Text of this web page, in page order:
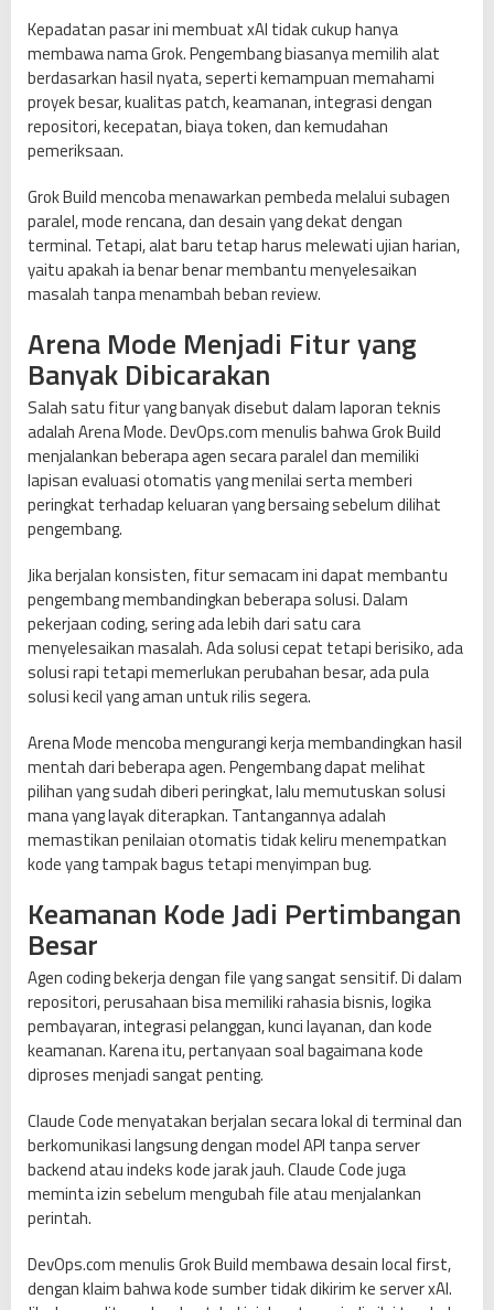
Kepadatan pasar ini membuat xAI tidak cukup hanya
membawa nama Grok. Pengembang biasanya memilih alat
berdasarkan hasil nyata, seperti kemampuan memahami
proyek besar, kualitas patch, keamanan, integrasi dengan
repositori, kecepatan, biaya token, dan kemudahan
pemeriksaan.
Grok Build mencoba menawarkan pembeda melalui subagen
paralel, mode rencana, dan desain yang dekat dengan
terminal. Tetapi, alat baru tetap harus melewati ujian harian,
yaitu apakah ia benar benar membantu menyelesaikan
masalah tanpa menambah beban review.
Arena Mode Menjadi Fitur yang
Banyak Dibicarakan
Salah satu fitur yang banyak disebut dalam laporan teknis
adalah Arena Mode. DevOps.com menulis bahwa Grok Build
menjalankan beberapa agen secara paralel dan memiliki
lapisan evaluasi otomatis yang menilai serta memberi
peringkat terhadap keluaran yang bersaing sebelum dilihat
pengembang.
Jika berjalan konsisten, fitur semacam ini dapat membantu
pengembang membandingkan beberapa solusi. Dalam
pekerjaan coding, sering ada lebih dari satu cara
menyelesaikan masalah. Ada solusi cepat tetapi berisiko, ada
solusi rapi tetapi memerlukan perubahan besar, ada pula
solusi kecil yang aman untuk rilis segera.
Arena Mode mencoba mengurangi kerja membandingkan hasil
mentah dari beberapa agen. Pengembang dapat melihat
pilihan yang sudah diberi peringkat, lalu memutuskan solusi
mana yang layak diterapkan. Tantangannya adalah
memastikan penilaian otomatis tidak keliru menempatkan
kode yang tampak bagus tetapi menyimpan bug.
Keamanan Kode Jadi Pertimbangan
Besar
Agen coding bekerja dengan file yang sangat sensitif. Di dalam
repositori, perusahaan bisa memiliki rahasia bisnis, logika
pembayaran, integrasi pelanggan, kunci layanan, dan kode
keamanan. Karena itu, pertanyaan soal bagaimana kode
diproses menjadi sangat penting.
Claude Code menyatakan berjalan secara lokal di terminal dan
berkomunikasi langsung dengan model API tanpa server
backend atau indeks kode jarak jauh. Claude Code juga
meminta izin sebelum mengubah file atau menjalankan
perintah.
DevOps.com menulis Grok Build membawa desain local first,
dengan klaim bahwa kode sumber tidak dikirim ke server xAI.